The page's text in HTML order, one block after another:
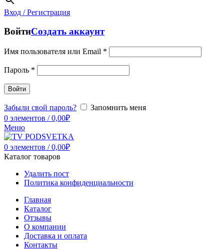
Вход / Регистрация
ВойтиСоздать аккаунт
Имя пользователя или Email *
Пароль *
Войти
Забыли свой пароль?
Запомнить меня
0 элементов / 0,00₽
Меню
0 элементов / 0,00₽
Каталог товаров
Удалить пост
Политика конфиденциальности
Главная
Каталог
Отзывы
О компании
Доставка и оплата
Контакты